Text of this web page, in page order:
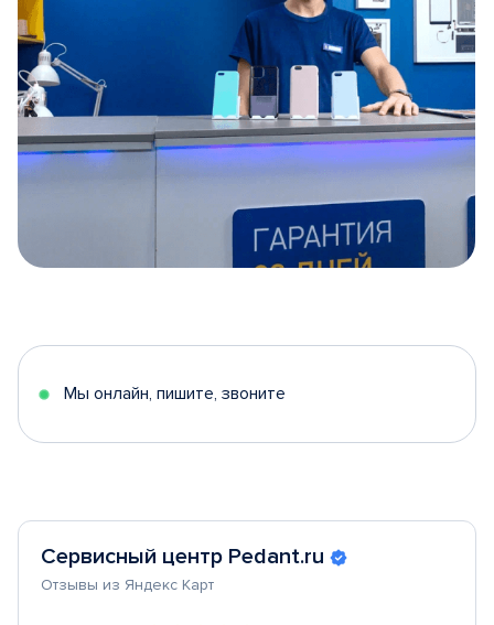
5
Мы онлайн, пишите, звоните
Сервисный центр Pedant.ru
Отзывы из Яндекс Карт